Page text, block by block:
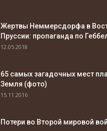
Жертвы Неммерсдорфа в
Пруссии: пропаганда по
12.05.2018
65 самых загадочных мест
Земля (фото)
15.11.2016
Потери во Второй мировой